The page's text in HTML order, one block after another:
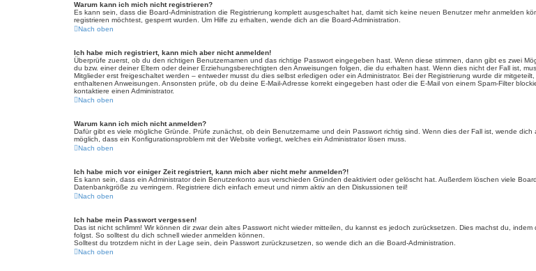
Warum kann ich mich nicht registrieren?
Es kann sein, dass die Board-Administration die Registrierung komplett ausgeschaltet hat, damit sich keine neuen Benutzer mehr anmelden
registrieren möchtest, gesperrt wurden. Um Hilfe zu erhalten, wende dich an die Board-Administration.
Nach oben
Ich habe mich registriert, kann mich aber nicht anmelden!
Überprüfe zuerst, ob du den richtigen Benutzernamen und das richtige Passwort eingegeben hast. Wenn diese stimmen, dann gibt es zwei
du bzw. einer deiner Eltern oder deiner Erziehungsberechtigten den Anweisungen folgen, die du erhalten hast. Wenn dies nicht der Fall ist,
Mitglieder erst freigeschaltet werden – entweder musst du dies selbst erledigen oder ein Administrator. Bei der Registrierung wurde dir
enthaltenen Anweisungen. Ansonsten prüfe, ob du deine E-Mail-Adresse korrekt eingegeben hast oder die E-Mail von einem Spam-Filter
kontaktiere einen Administrator.
Nach oben
Warum kann ich mich nicht anmelden?
Dafür gibt es viele mögliche Gründe. Prüfe zunächst, ob dein Benutzername und dein Passwort richtig sind. Wenn dies der Fall ist, wende
möglich, dass ein Konfigurationsproblem mit der Website vorliegt, welches ein Administrator lösen muss.
Nach oben
Ich habe mich vor einiger Zeit registriert, kann mich aber nicht mehr anmelden?!
Es kann sein, dass ein Administrator dein Benutzerkonto aus verschieden Gründen deaktiviert oder gelöscht hat. Außerdem löschen viele
Datenbankgröße zu verringern. Registriere dich einfach erneut und nimm aktiv an den Diskussionen teil!
Nach oben
Ich habe mein Passwort vergessen!
Das ist nicht schlimm! Wir können dir zwar dein altes Passwort nicht wieder mitteilen, du kannst es jedoch zurücksetzen. Dies machst du,
folgst. So solltest du dich schnell wieder anmelden können.
Solltest du trotzdem nicht in der Lage sein, dein Passwort zurückzusetzen, so wende dich an die Board-Administration.
Nach oben